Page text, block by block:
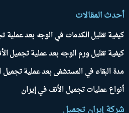
أحدث المقالات
كيفية تقليل الكدمات في الوجه بعد عملية
كيفية تقليل ورم الوجه بعد عملية تجميل
مدة البقاء في المستشفى بعد عملية تجميل
أنواع عمليات تجميل الأنف في إيران
شركة إيران تجميل